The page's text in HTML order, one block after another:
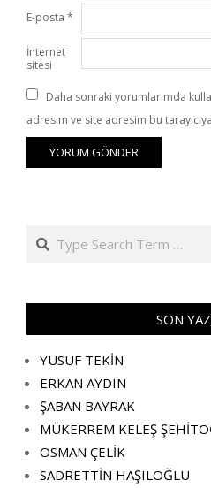
E-posta *
İnternet
sitesi
Daha sonraki yorumlarımda
adresim ve site adresim bu
Search
SON
YUSUF TEKİN
ERKAN AYDIN
ŞABAN BAYRAK
MÜKERREM KELEŞ
OSMAN ÇELİK
SADRETTİN HAŞILOĞLU